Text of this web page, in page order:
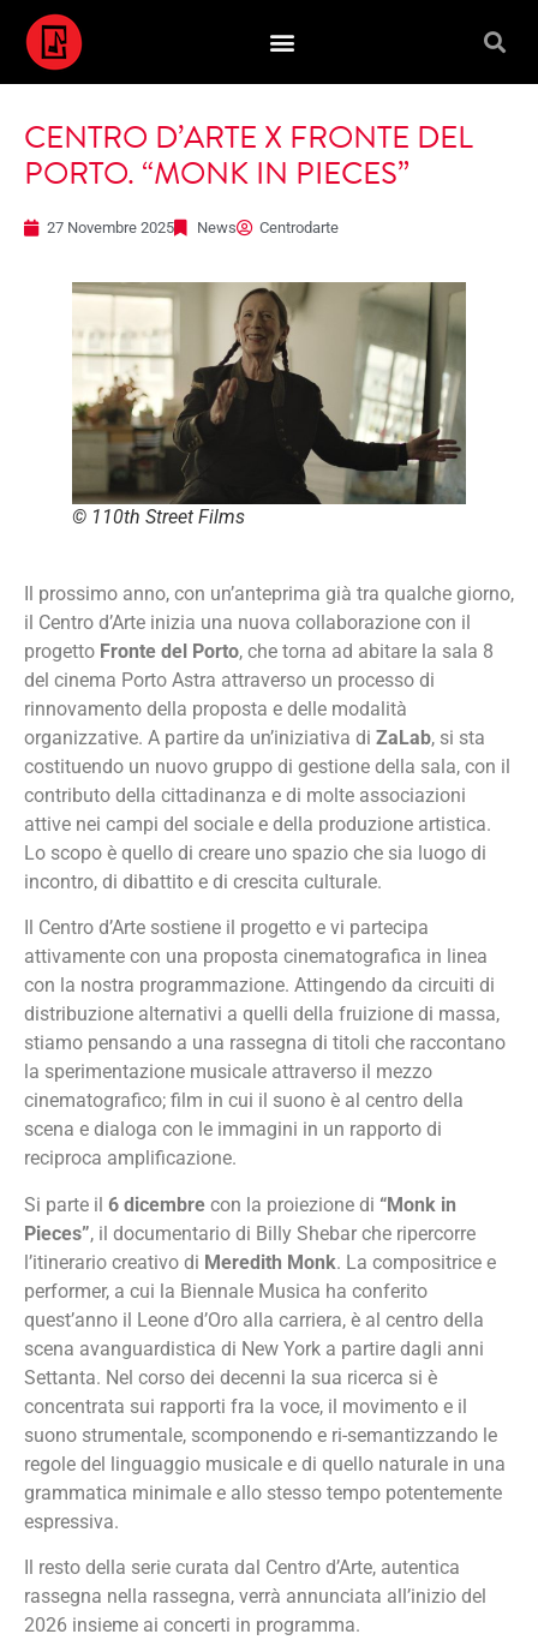
CENTRO D’ARTE X FRONTE DEL
PORTO. “MONK IN PIECES”
27 Novembre 2025 News Centrodarte
© 110th Street Films
Il prossimo anno, con un’anteprima già tra qualche giorno,
il Centro d’Arte inizia una nuova collaborazione con il
progetto Fronte del Porto, che torna ad abitare la sala 8
del cinema Porto Astra attraverso un processo di
rinnovamento della proposta e delle modalità
organizzative. A partire da un’iniziativa di ZaLab, si sta
costituendo un nuovo gruppo di gestione della sala, con il
contributo della cittadinanza e di molte associazioni
attive nei campi del sociale e della produzione artistica.
Lo scopo è quello di creare uno spazio che sia luogo di
incontro, di dibattito e di crescita culturale.
Il Centro d’Arte sostiene il progetto e vi partecipa
attivamente con una proposta cinematografica in linea
con la nostra programmazione. Attingendo da circuiti di
distribuzione alternativi a quelli della fruizione di massa,
stiamo pensando a una rassegna di titoli che raccontano
la sperimentazione musicale attraverso il mezzo
cinematografico; film in cui il suono è al centro della
scena e dialoga con le immagini in un rapporto di
reciproca amplificazione.
Si parte il 6 dicembre con la proiezione di “Monk in
Pieces”, il documentario di Billy Shebar che ripercorre
l’itinerario creativo di Meredith Monk. La compositrice e
performer, a cui la Biennale Musica ha conferito
quest’anno il Leone d’Oro alla carriera, è al centro della
scena avanguardistica di New York a partire dagli anni
Settanta. Nel corso dei decenni la sua ricerca si è
concentrata sui rapporti fra la voce, il movimento e il
suono strumentale, scomponendo e ri-semantizzando le
regole del linguaggio musicale e di quello naturale in una
grammatica minimale e allo stesso tempo potentemente
espressiva.
Il resto della serie curata dal Centro d’Arte, autentica
rassegna nella rassegna, verrà annunciata all’inizio del
2026 insieme ai concerti in programma.